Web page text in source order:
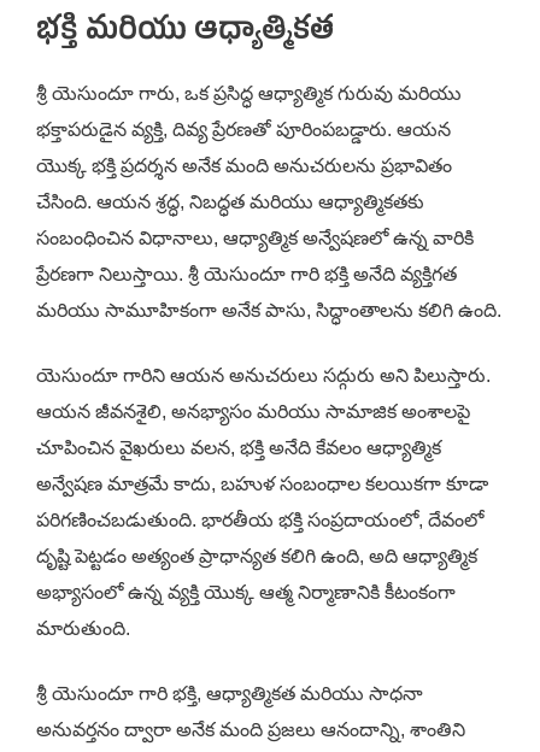
భక్తి మరియు ఆధ్యాత్మికత
శ్రీ యెసుందూ గారు, ఒక ప్రసిద్ధ ఆధ్యాత్మిక గురువు మరియు
భక్తాపరుడైన వ్యక్తి, దివ్య ప్రేరణతో పూరింపబడ్డారు. ఆయన
యొక్క భక్తి ప్రదర్శన అనేక మంది అనుచరులను ప్రభావితం
చేసింది. ఆయన శ్రద్ధ, నిబద్ధత మరియు ఆధ్యాత్మికతకు
సంబంధించిన విధానాలు, ఆధ్యాత్మిక అన్వేషణలో ఉన్న వారికి
ప్రేరణగా నిలుస్తాయి. శ్రీ యెసుందూ గారి భక్తి అనేది వ్యక్తిగత
మరియు సామూహికంగా అనేక పాసు, సిద్ధాంతాలను కలిగి ఉంది.
యెసుందూ గారిని ఆయన అనుచరులు సద్గురు అని పిలుస్తారు.
ఆయన జీవనశైలి, అనభ్యాసం మరియు సామాజిక అంశాలపై
చూపించిన వైఖరులు వలన, భక్తి అనేది కేవలం ఆధ్యాత్మిక
అన్వేషణ మాత్రమే కాదు, బహుళ సంబంధాల కలయికగా కూడా
పరిగణించబడుతుంది. భారతీయ భక్తి సంప్రదాయంలో, దేవంలో
దృష్టి పెట్టడం అత్యంత ప్రాధాన్యత కలిగి ఉంది, అది ఆధ్యాత్మిక
అభ్యాసంలో ఉన్న వ్యక్తి యొక్క ఆత్మ నిర్మాణానికి కీటంకంగా
మారుతుంది.
శ్రీ యెసుందూ గారి భక్తి, ఆధ్యాత్మికత మరియు సాధనా
అనువర్తనం ద్వారా అనేక మంది ప్రజలు ఆనందాన్ని, శాంతిని